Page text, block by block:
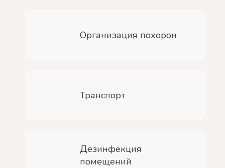
Организация похорон
Транспорт
Дезинфекция
помещений